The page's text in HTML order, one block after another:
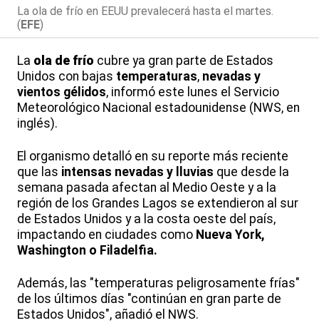
La ola de frío en EEUU prevalecerá hasta el martes.
(EFE)
La ola de frío cubre ya gran parte de Estados
Unidos con bajas temperaturas, nevadas y
vientos gélidos, informó este lunes el Servicio
Meteorológico Nacional estadounidense (NWS, en
inglés).
El organismo detalló en su reporte más reciente
que las intensas nevadas y lluvias que desde la
semana pasada afectan al Medio Oeste y a la
región de los Grandes Lagos se extendieron al sur
de Estados Unidos y a la costa oeste del país,
impactando en ciudades como Nueva York,
Washington o Filadelfia.
Además, las "temperaturas peligrosamente frías"
de los últimos días "continúan en gran parte de
Estados Unidos", añadió el NWS.